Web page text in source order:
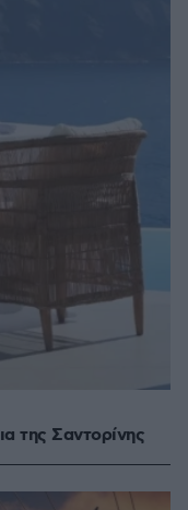
της Σαντορίνης